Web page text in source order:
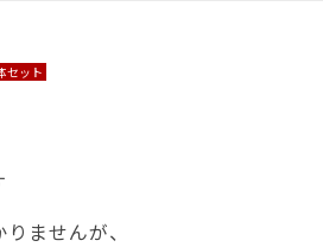
セット
ませんが、